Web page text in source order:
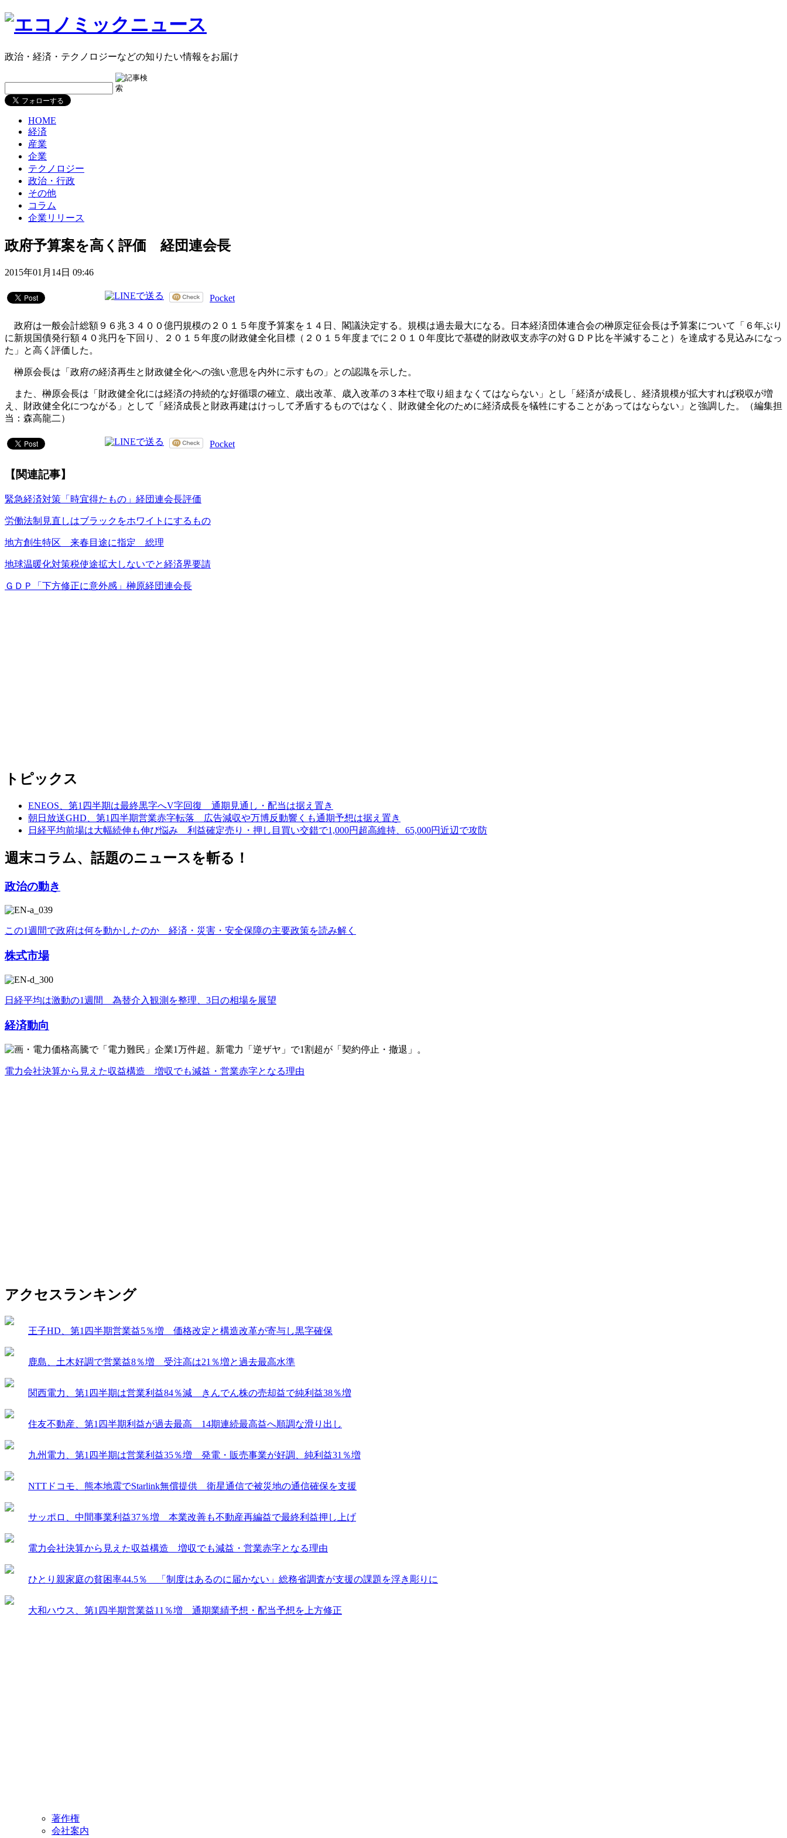
政治・経済・テクノロジーなどの知りたい情報をお届け
HOME
経済
産業
企業
テクノロジー
政治・行政
その他
コラム
企業リリース
政府予算案を高く評価 経団連会長
2015年01月14日 09:46
Pocket
政府は一般会計総額９６兆３４００億円規模の２０１５年度予算案を１４日、閣議決定する。規模は過去最大になる。日本経済団体連合会の榊原定征会長は予算案について「６年ぶり
に新規国債発行額４０兆円を下回り、２０１５年度の財政健全化目標（２０１５年度までに２０１０年度比で基礎的財政収支赤字の対ＧＤＰ比を半減すること）を達成する見込みになっ
た」と高く評価した。
榊原会長は「政府の経済再生と財政健全化への強い意思を内外に示すもの」との認識を示した。
また、榊原会長は「財政健全化には経済の持続的な好循環の確立、歳出改革、歳入改革の３本柱で取り組まなくてはならない」とし「経済が成長し、経済規模が拡大すれば税収が増
え、財政健全化につながる」として「経済成長と財政再建はけっして矛盾するものではなく、財政健全化のために経済成長を犠牲にすることがあってはならない」と強調した。（編集担
当：森高龍二）
Pocket
【関連記事】
緊急経済対策「時宜得たもの」経団連会長評価
労働法制見直しはブラックをホワイトにするもの
地方創生特区 来春目途に指定 総理
地球温暖化対策税使途拡大しないでと経済界要請
ＧＤＰ「下方修正に意外感」榊原経団連会長
トピックス
ENEOS、第1四半期は最終黒字へV字回復 通期見通し・配当は据え置き
朝日放送GHD、第1四半期営業赤字転落 広告減収や万博反動響くも通期予想は据え置き
日経平均前場は大幅続伸も伸び悩み 利益確定売り・押し目買い交錯で1,000円超高維持、65,000円近辺で攻防
週末コラム、話題のニュースを斬る！
政治の動き
この1週間で政府は何を動かしたのか 経済・災害・安全保障の主要政策を読み解く
株式市場
日経平均は激動の1週間 為替介入観測を整理、3日の相場を展望
経済動向
電力会社決算から見えた収益構造 増収でも減益・営業赤字となる理由
アクセスランキング
王子HD、第1四半期営業益5％増 価格改定と構造改革が寄与し黒字確保
鹿島、土木好調で営業益8％増 受注高は21％増と過去最高水準
関西電力、第1四半期は営業利益84％減 きんでん株の売却益で純利益38％増
住友不動産、第1四半期利益が過去最高 14期連続最高益へ順調な滑り出し
九州電力、第1四半期は営業利益35％増 発電・販売事業が好調、純利益31％増
NTTドコモ、熊本地震でStarlink無償提供 衛星通信で被災地の通信確保を支援
サッポロ、中間事業利益37％増 本業改善も不動産再編益で最終利益押し上げ
電力会社決算から見えた収益構造 増収でも減益・営業赤字となる理由
ひとり親家庭の貧困率44.5％ 「制度はあるのに届かない」総務省調査が支援の課題を浮き彫りに
大和ハウス、第1四半期営業益11％増 通期業績予想・配当予想を上方修正
著作権
会社案内